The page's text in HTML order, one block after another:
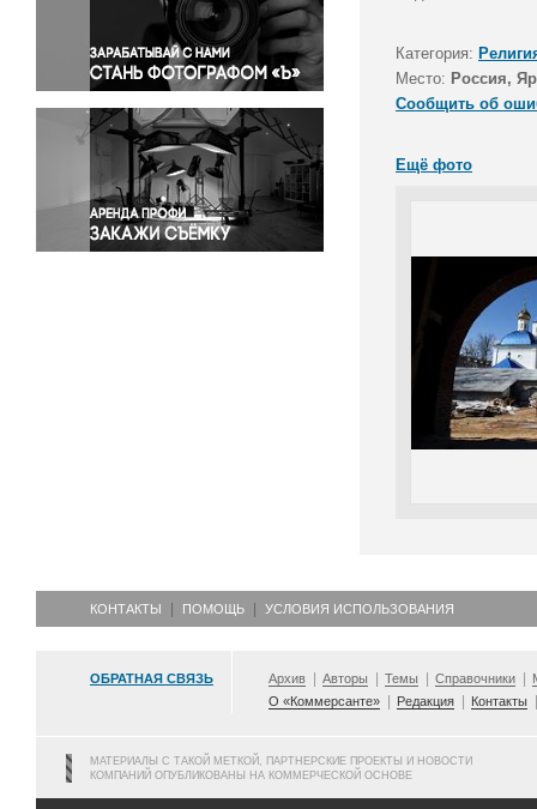
Правосудие
Происшествия и конфликты
Религия
Светская жизнь
Спорт
Экология
Экономика и бизнес
Категория:
Место: Россия,
Сообщить об
Ещё фото
КОНТАКТЫ ПОМОЩЬ УСЛОВИЯ ИСПОЛЬЗОВАНИЯ
ОБРАТНАЯ СВЯЗЬ Архив Авторы Темы Справочники
О «Коммерсанте»
Редакция Контакты
МАТЕРИАЛЫ С ТАКОЙ МЕТКОЙ, ПАРТНЕРСКИЕ ПРОЕКТЫ И НОВОСТИ
КОМПАНИЙ ОПУБЛИКОВАНЫ НА КОММЕРЧЕСКОЙ ОСНОВЕ